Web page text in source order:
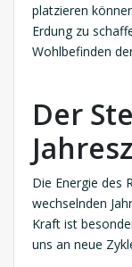
platzieren
Erdung zu
Wohlbefinden
Der
Die Energie des
wechselnden
Kraft ist
uns an neue